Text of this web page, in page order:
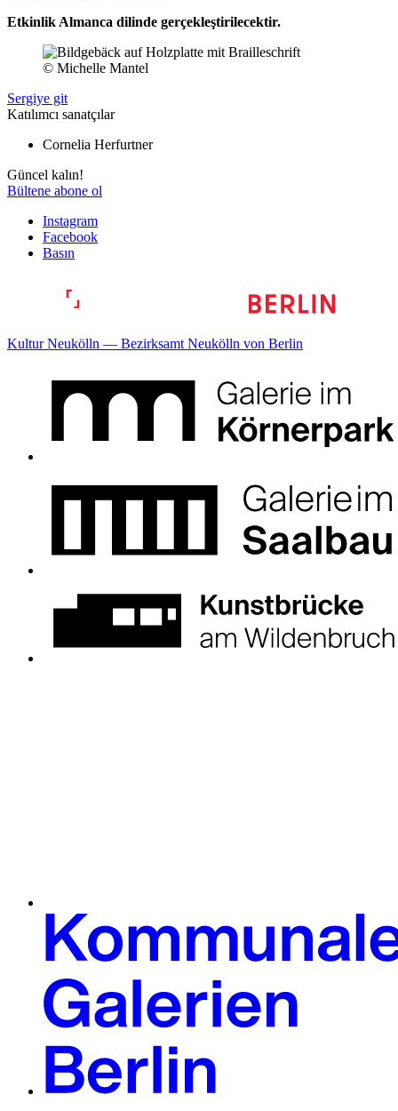
Etkinlik Almanca dilinde gerçekleştirilecektir.
© Michelle Mantel
Sergiye git
Katılımcı sanatçılar
Cornelia Herfurtner
Güncel kalın!
Bültene abone ol
Instagram
Facebook
Basın
Kultur Neukölln — Bezirksamt Neukölln von Berlin